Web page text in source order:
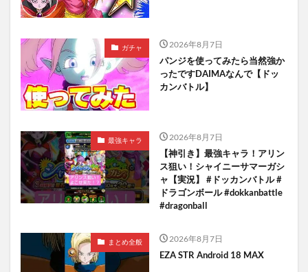
ガチャ 2026年8月7日
パンジを使ってみたら当然強か
ったですDAIMAなんで【ドッ
カンバトル】
最強キャラ 2026年8月7日
【神引き】最強キャラ！アリン
ス狙い！シャイニーサマーガシ
ャ【実況】 #ドッカンバトル #
ドラゴンボール #dokkanbattle
#dragonball
まとめ全般 2026年8月7日
EZA STR Android 18 MAX